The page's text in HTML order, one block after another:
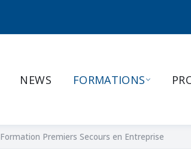
NEWS FORMATIONS
Formation Premiers Secours en Entreprise